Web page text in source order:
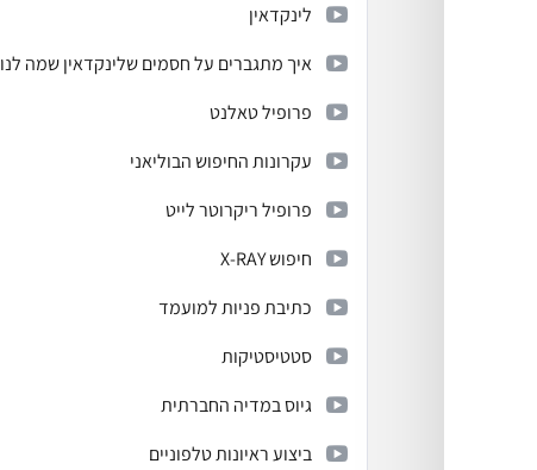
לינקדאין
איך מתגברים על חסמים שלינקדאין שמה לנו
פרופיל טאלנט
עקרונות החיפוש הבוליאני
פרופיל ריקרוטר לייט
חיפוש X-RAY
כתיבת פניות למועמד
סטטיסטיקות
גיוס במדיה החברתית
ביצוע ראיונות טלפוניים